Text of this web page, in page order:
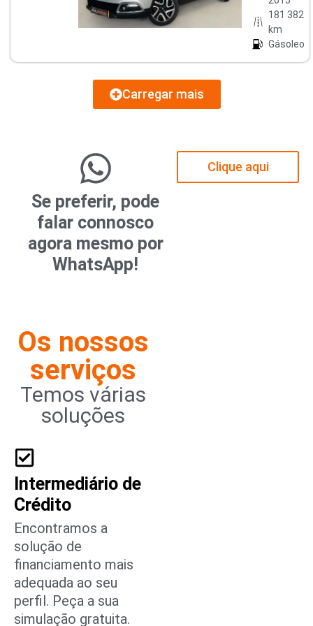
181 382
km
Gásoleo
Carregar mais
Se preferir, pode
falar connosco
agora mesmo por
WhatsApp!
Clique aqui
Os nossos
serviços
Temos várias
soluções
Intermediário de
Crédito
Encontramos a
solução de
financiamento mais
adequada ao seu
perfil. Peça a sua
simulação gratuita.